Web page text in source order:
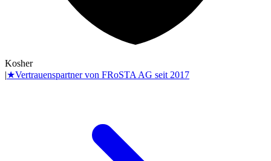
Kosher
|★Vertrauenspartner von FRoSTA AG seit 2017